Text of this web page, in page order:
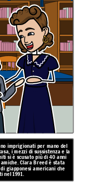
imprigionati per mano del
i mezzi di sussistenza e la
si è scusato più di 40 anni
Clara Breed è stata
giapponesi americani che
nel 1991.